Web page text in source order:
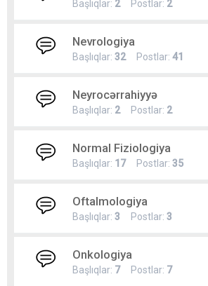
Başlıqlar: 2Postlar: 2
Nevrologiya
Başlıqlar: 32Postlar: 41
Neyrocərrahiyyə
Başlıqlar: 2Postlar: 2
Normal Fiziologiya
Başlıqlar: 17Postlar: 35
Oftalmologiya
Başlıqlar: 3 Postlar: 3
Onkologiya
Başlıqlar: 7Postlar: 7